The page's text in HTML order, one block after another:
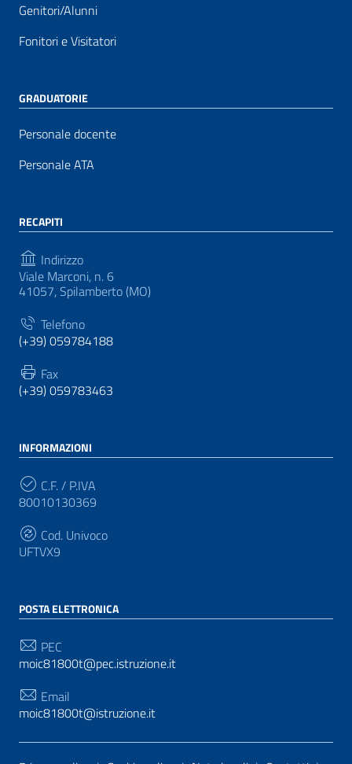
Genitori/Alunni
Fonitori e Visitatori
GRADUATORIE
Personale docente
Personale ATA
RECAPITI
Indirizzo
Viale Marconi, n. 6
41057, Spilamberto (MO)
Telefono
(+39) 059784188
Fax
(+39) 059783463
INFORMAZIONI
C.F. / P.IVA
80010130369
Cod. Univoco
UFTVX9
POSTA ELETTRONICA
PEC
moic81800t@pec.istruzione.it
Email
moic81800t@istruzione.it